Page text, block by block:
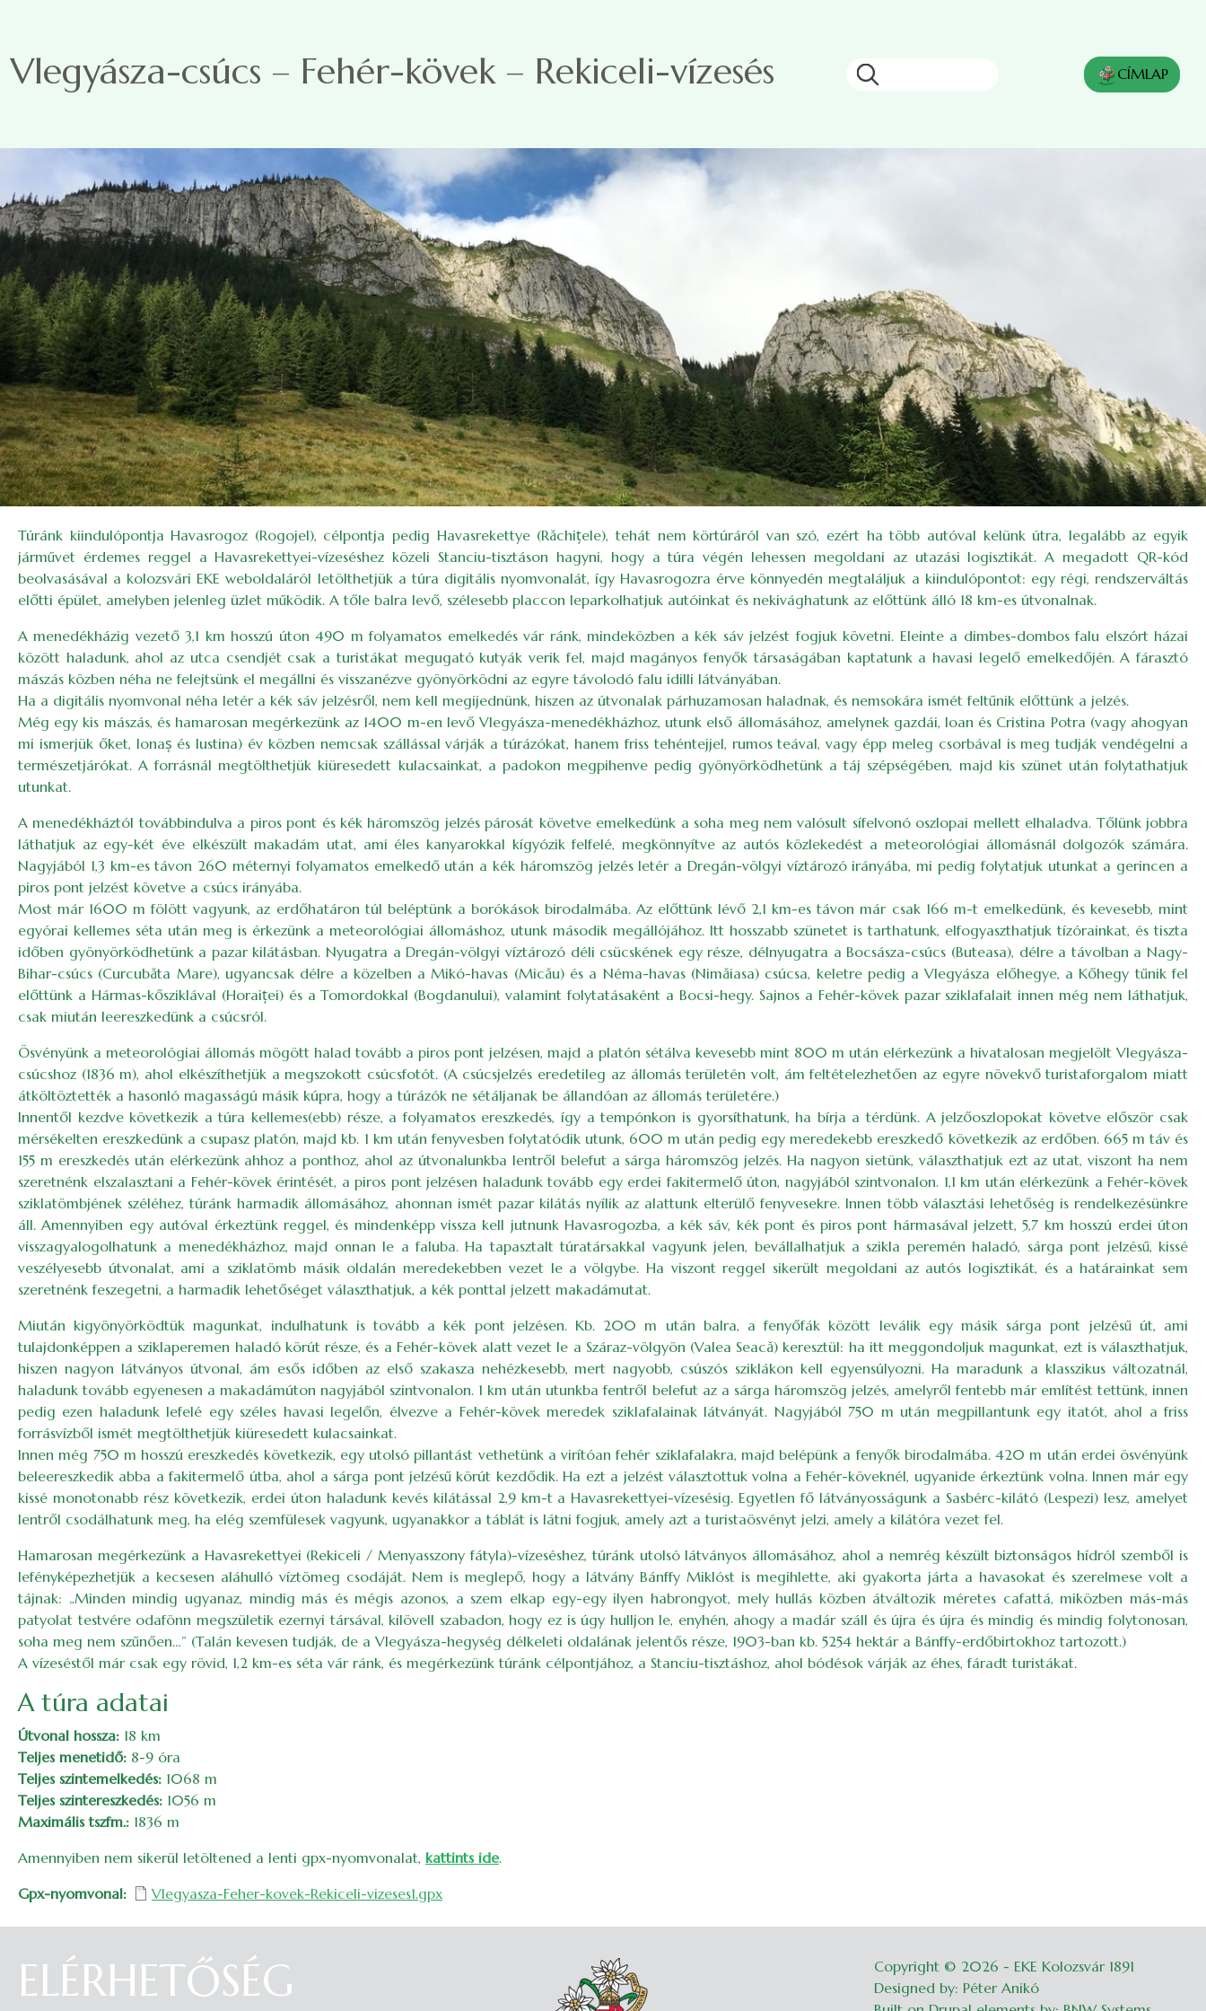
Vlegyásza-csúcs – Fehér-kövek – Rekiceli-vízesés CÍMLAP
Túránk kiindulópontja Havasrogoz (Rogojel), célpontja pedig Havasrekettye (Răchițele), tehát nem körtúráról van szó, ezért ha több autóval kelünk útra, legalább az egyik
járművet érdemes reggel a Havasrekettyei-vízeséshez közeli Stanciu-tisztáson hagyni, hogy a túra végén lehessen megoldani az utazási logisztikát. A megadott QR-kód
beolvasásával a kolozsvári EKE weboldaláról letölthetjük a túra digitális nyomvonalát, így Havasrogozra érve könnyedén megtaláljuk a kiindulópontot: egy régi, rendszerváltás
előtti épület, amelyben jelenleg üzlet működik. A tőle balra levő, szélesebb placcon leparkolhatjuk autóinkat és nekivághatunk az előttünk álló 18 km-es útvonalnak.
A menedékházig vezető 3,1 km hosszú úton 490 m folyamatos emelkedés vár ránk, mindeközben a kék sáv jelzést fogjuk követni. Eleinte a dimbes-dombos falu elszórt házai
között haladunk, ahol az utca csendjét csak a turistákat megugató kutyák verik fel, majd magányos fenyők társaságában kaptatunk a havasi legelő emelkedőjén. A fárasztó
mászás közben néha ne felejtsünk el megállni és visszanézve gyönyörködni az egyre távolodó falu idilli látványában.
Ha a digitális nyomvonal néha letér a kék sáv jelzésről, nem kell megijednünk, hiszen az útvonalak párhuzamosan haladnak, és nemsokára ismét feltűnik előttünk a jelzés.
Még egy kis mászás, és hamarosan megérkezünk az 1400 m-en levő Vlegyásza-menedékházhoz, utunk első állomásához, amelynek gazdái, Ioan és Cristina Potra (vagy ahogyan
mi ismerjük őket, Ionaș és Iustina) év közben nemcsak szállással várják a túrázókat, hanem friss tehéntejjel, rumos teával, vagy épp meleg csorbával is meg tudják vendégelni a
természetjárókat. A forrásnál megtölthetjük kiüresedett kulacsainkat, a padokon megpihenve pedig gyönyörködhetünk a táj szépségében, majd kis szünet után folytathatjuk
utunkat.
A menedékháztól továbbindulva a piros pont és kék háromszög jelzés párosát követve emelkedünk a soha meg nem valósult sífelvonó oszlopai mellett elhaladva. Tőlünk jobbra
láthatjuk az egy-két éve elkészült makadám utat, ami éles kanyarokkal kígyózik felfelé, megkönnyítve az autós közlekedést a meteorológiai állomásnál dolgozók számára.
Nagyjából 1,3 km-es távon 260 méternyi folyamatos emelkedő után a kék háromszög jelzés letér a Dregán-völgyi víztározó irányába, mi pedig folytatjuk utunkat a gerincen a
piros pont jelzést követve a csúcs irányába.
Most már 1600 m fölött vagyunk, az erdőhatáron túl beléptünk a borókások birodalmába. Az előttünk lévő 2,1 km-es távon már csak 166 m-t emelkedünk, és kevesebb, mint
egyórai kellemes séta után meg is érkezünk a meteorológiai állomáshoz, utunk második megállójához. Itt hosszabb szünetet is tarthatunk, elfogyaszthatjuk tízórainkat, és tiszta
időben gyönyörködhetünk a pazar kilátásban. Nyugatra a Dregán-völgyi víztározó déli csücskének egy része, délnyugatra a Bocsásza-csúcs (Buteasa), délre a távolban a Nagy-
Bihar-csúcs (Curcubăta Mare), ugyancsak délre a közelben a Mikó-havas (Micău) és a Néma-havas (Nimăiasa) csúcsa, keletre pedig a Vlegyásza előhegye, a Kőhegy tűnik fel
előttünk a Hármas-kősziklával (Horaiței) és a Tomordokkal (Bogdanului), valamint folytatásaként a Bocsi-hegy. Sajnos a Fehér-kövek pazar sziklafalait innen még nem láthatjuk,
csak miután leereszkedünk a csúcsról.
Ösvényünk a meteorológiai állomás mögött halad tovább a piros pont jelzésen, majd a platón sétálva kevesebb mint 800 m után elérkezünk a hivatalosan megjelölt Vlegyásza-
csúcshoz (1836 m), ahol elkészíthetjük a megszokott csúcsfotót. (A csúcsjelzés eredetileg az állomás területén volt, ám feltételezhetően az egyre növekvő turistaforgalom miatt
átköltöztették a hasonló magasságú másik kúpra, hogy a túrázók ne sétáljanak be állandóan az állomás területére.)
Innentől kezdve következik a túra kellemes(ebb) része, a folyamatos ereszkedés, így a tempónkon is gyorsíthatunk, ha bírja a térdünk. A jelzőoszlopokat követve először csak
mérsékelten ereszkedünk a csupasz platón, majd kb. 1 km után fenyvesben folytatódik utunk, 600 m után pedig egy meredekebb ereszkedő következik az erdőben. 665 m táv és
155 m ereszkedés után elérkezünk ahhoz a ponthoz, ahol az útvonalunkba lentről belefut a sárga háromszög jelzés. Ha nagyon sietünk, választhatjuk ezt az utat, viszont ha nem
szeretnénk elszalasztani a Fehér-kövek érintését, a piros pont jelzésen haladunk tovább egy erdei fakitermelő úton, nagyjából szintvonalon. 1,1 km után elérkezünk a Fehér-kövek
sziklatömbjének széléhez, túránk harmadik állomásához, ahonnan ismét pazar kilátás nyílik az alattunk elterülő fenyvesekre. Innen több választási lehetőség is rendelkezésünkre
áll. Amennyiben egy autóval érkeztünk reggel, és mindenképp vissza kell jutnunk Havasrogozba, a kék sáv, kék pont és piros pont hármasával jelzett, 5,7 km hosszú erdei úton
visszagyalogolhatunk a menedékházhoz, majd onnan le a faluba. Ha tapasztalt túratársakkal vagyunk jelen, bevállalhatjuk a szikla peremén haladó, sárga pont jelzésű, kissé
veszélyesebb útvonalat, ami a sziklatömb másik oldalán meredekebben vezet le a völgybe. Ha viszont reggel sikerült megoldani az autós logisztikát, és a határainkat sem
szeretnénk feszegetni, a harmadik lehetőséget választhatjuk, a kék ponttal jelzett makadámutat.
Miután kigyönyörködtük magunkat, indulhatunk is tovább a kék pont jelzésen. Kb. 200 m után balra, a fenyőfák között leválik egy másik sárga pont jelzésű út, ami
tulajdonképpen a sziklaperemen haladó körút része, és a Fehér-kövek alatt vezet le a Száraz-völgyön (Valea Seacă) keresztül: ha itt meggondoljuk magunkat, ezt is választhatjuk,
hiszen nagyon látványos útvonal, ám esős időben az első szakasza nehézkesebb, mert nagyobb, csúszós sziklákon kell egyensúlyozni. Ha maradunk a klasszikus változatnál,
haladunk tovább egyenesen a makadámúton nagyjából szintvonalon. 1 km után utunkba fentről belefut az a sárga háromszög jelzés, amelyről fentebb már említést tettünk, innen
pedig ezen haladunk lefelé egy széles havasi legelőn, élvezve a Fehér-kövek meredek sziklafalainak látványát. Nagyjából 750 m után megpillantunk egy itatót, ahol a friss
forrásvízből ismét megtölthetjük kiüresedett kulacsainkat.
Innen még 750 m hosszú ereszkedés következik, egy utolsó pillantást vethetünk a virítóan fehér sziklafalakra, majd belépünk a fenyők birodalmába. 420 m után erdei ösvényünk
beleereszkedik abba a fakitermelő útba, ahol a sárga pont jelzésű körút kezdődik. Ha ezt a jelzést választottuk volna a Fehér-köveknél, ugyanide érkeztünk volna. Innen már egy
kissé monotonabb rész következik, erdei úton haladunk kevés kilátással 2,9 km-t a Havasrekettyei-vízesésig. Egyetlen fő látványosságunk a Sasbérc-kilátó (Lespezi) lesz, amelyet
lentről csodálhatunk meg, ha elég szemfülesek vagyunk, ugyanakkor a táblát is látni fogjuk, amely azt a turistaösvényt jelzi, amely a kilátóra vezet fel.
Hamarosan megérkezünk a Havasrekettyei (Rekiceli / Menyasszony fátyla)-vízeséshez, túránk utolsó látványos állomásához, ahol a nemrég készült biztonságos hídról szemből is
lefényképezhetjük a kecsesen aláhulló víztömeg csodáját. Nem is meglepő, hogy a látvány Bánffy Miklóst is megihlette, aki gyakorta járta a havasokat és szerelmese volt a
tájnak: „Minden mindig ugyanaz, mindig más és mégis azonos, a szem elkap egy-egy ilyen habrongyot, mely hullás közben átváltozik méretes cafattá, miközben más-más
patyolat testvére odafönn megszületik ezernyi társával, kilövell szabadon, hogy ez is úgy hulljon le, enyhén, ahogy a madár száll és újra és újra és mindig és mindig folytonosan,
soha meg nem szűnően…” (Talán kevesen tudják, de a Vlegyásza-hegység délkeleti oldalának jelentős része, 1903-ban kb. 5254 hektár a Bánffy-erdőbirtokhoz tartozott.)
A vízeséstől már csak egy rövid, 1,2 km-es séta vár ránk, és megérkezünk túránk célpontjához, a Stanciu-tisztáshoz, ahol bódésok várják az éhes, fáradt turistákat.
A túra adatai
Útvonal hossza: 18 km
Teljes menetidő: 8-9 óra
Teljes szintemelkedés: 1068 m
Teljes szintereszkedés: 1056 m
Maximális tszfm.: 1836 m
Amennyiben nem sikerül letöltened a lenti gpx-nyomvonalat, kattints ide.
Gpx-nyomvonal
Vlegyasza-Feher-kovek-Rekiceli-vizeses1.gpx
ELÉRHETŐSÉG
Copyright © 2026 - EKE Kolozsvár 1891
Designed by: Péter Anikó